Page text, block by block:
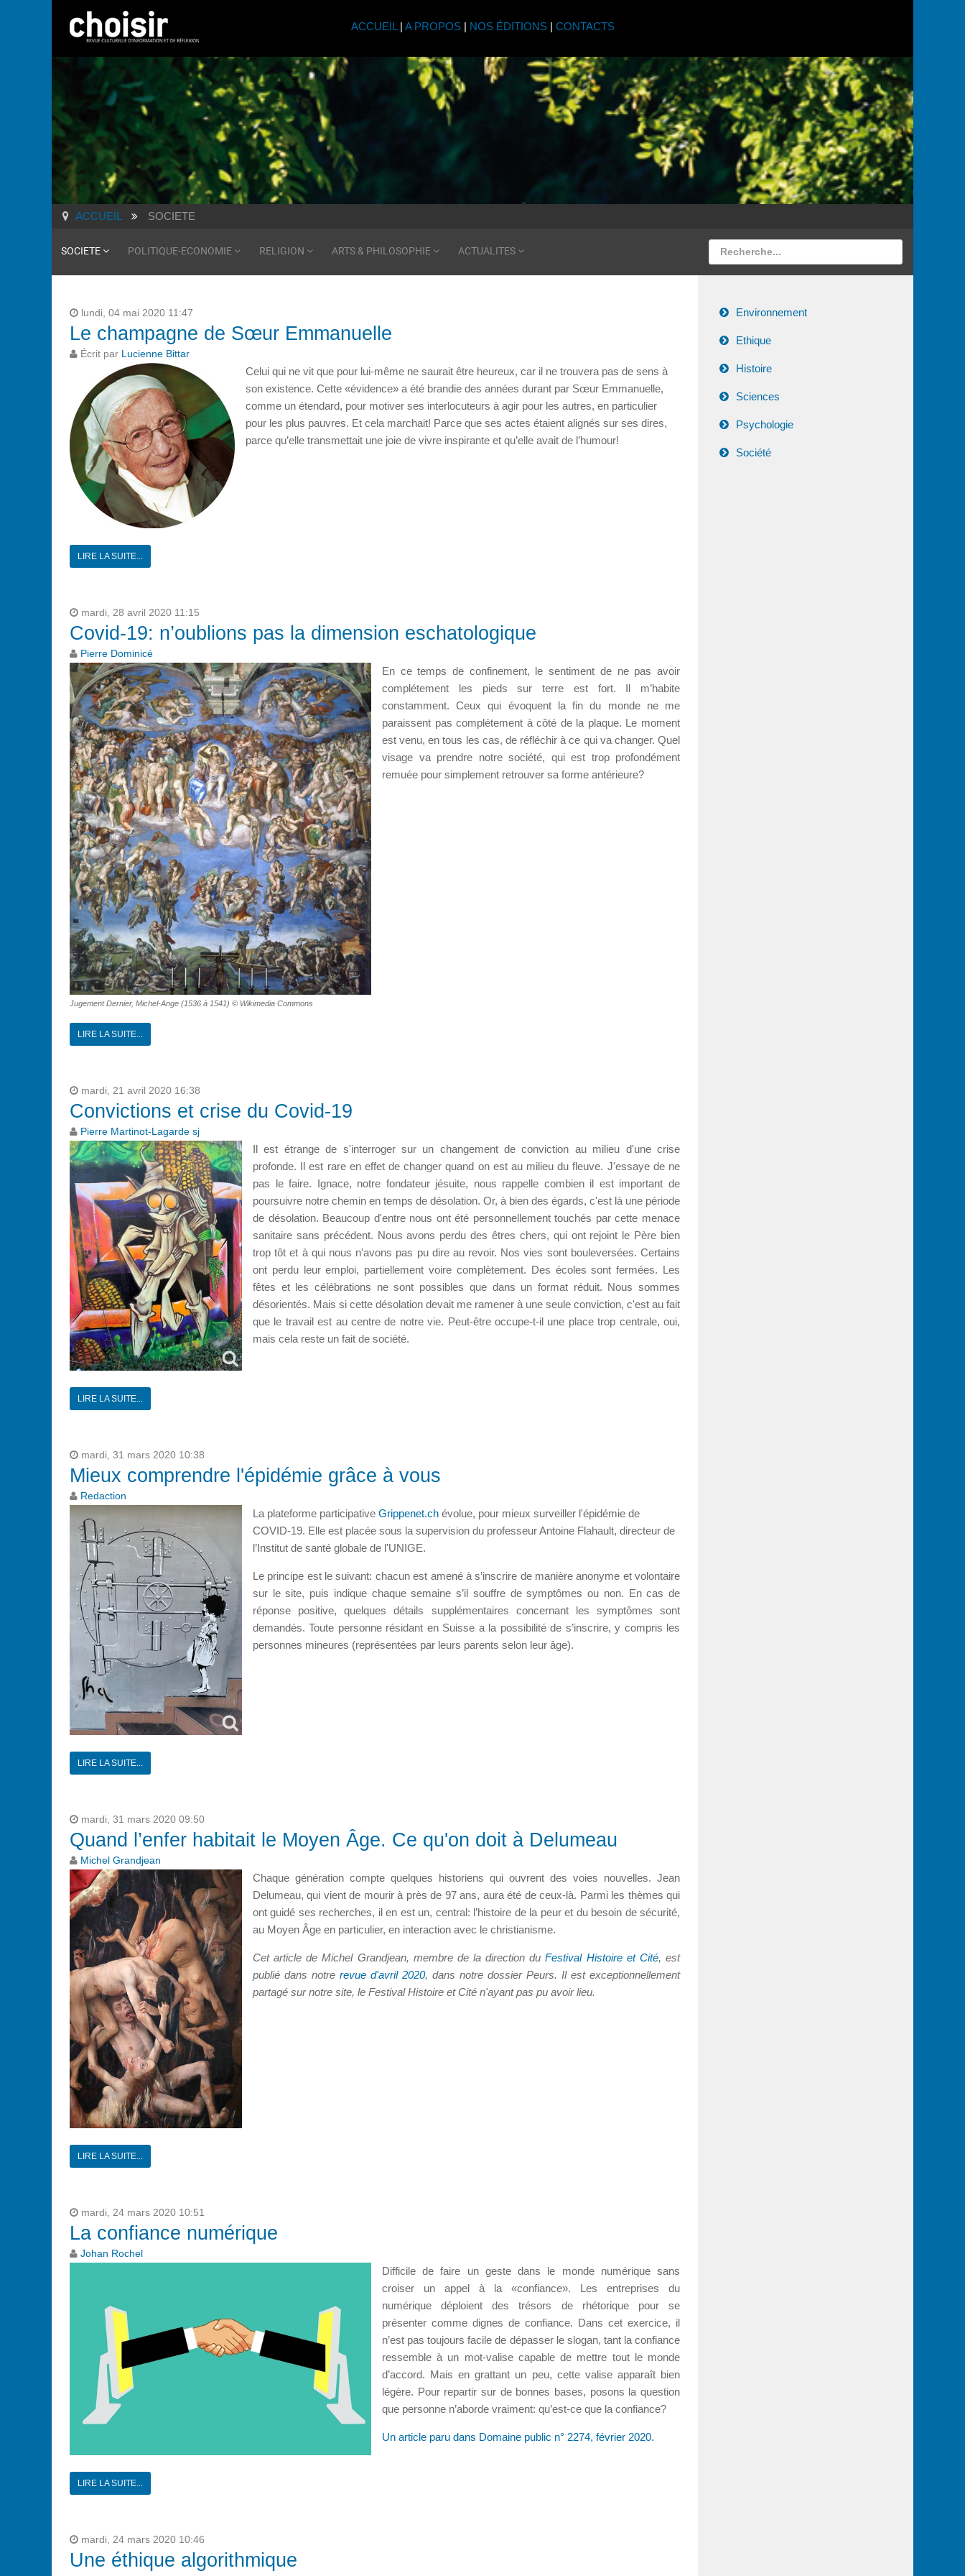
ACCUEIL | A PROPOS| NOS ÉDITIONS| CONTACTS
ACCUEIL SOCIETE
SOCIETE POLITIQUE-ECONOMIE RELIGION ARTS & PHILOSOPHIE ACTUALITES
lundi, 04 mai 2020 11:47
Le champagne de Sœur Emmanuelle
Écrit par Lucienne Bittar
Celui qui ne vit que pour lui-même ne saurait être heureux, car il ne trouvera pas de sens à
son existence. Cette «évidence» a été brandie des années durant par Sœur Emmanuelle,
comme un étendard, pour motiver ses interlocuteurs à agir pour les autres, en particulier
pour les plus pauvres. Et cela marchait! Parce que ses actes étaient alignés sur ses dires,
parce qu’elle transmettait une joie de vivre inspirante et qu’elle avait de l’humour!
LIRE LA SUITE...
mardi, 28 avril 2020 11:15
Covid-19: n’oublions pas la dimension eschatologique
Pierre Dominicé
Jugement Dernier, Michel-Ange (1536 à 1541) © Wikimedia Commons
En ce temps de confinement, le sentiment de ne pas avoir
complétement les pieds sur terre est fort. Il m’habite
constamment. Ceux qui évoquent la fin du monde ne me
paraissent pas complétement à côté de la plaque. Le moment
est venu, en tous les cas, de réfléchir à ce qui va changer. Quel
visage va prendre notre société, qui est trop profondément
remuée pour simplement retrouver sa forme antérieure?
LIRE LA SUITE...
mardi, 21 avril 2020 16:38
Convictions et crise du Covid-19
Pierre Martinot-Lagarde sj
Il est étrange de s'interroger sur un changement de conviction au milieu d'une crise
profonde. Il est rare en effet de changer quand on est au milieu du fleuve. J'essaye de ne
pas le faire. Ignace, notre fondateur jésuite, nous rappelle combien il est important de
poursuivre notre chemin en temps de désolation. Or, à bien des égards, c'est là une période
de désolation. Beaucoup d'entre nous ont été personnellement touchés par cette menace
sanitaire sans précédent. Nous avons perdu des êtres chers, qui ont rejoint le Père bien
trop tôt et à qui nous n'avons pas pu dire au revoir. Nos vies sont bouleversées. Certains
ont perdu leur emploi, partiellement voire complètement. Des écoles sont fermées. Les
fêtes et les célébrations ne sont possibles que dans un format réduit. Nous sommes
désorientés. Mais si cette désolation devait me ramener à une seule conviction, c'est au fait
que le travail est au centre de notre vie. Peut-être occupe-t-il une place trop centrale, oui,
mais cela reste un fait de société.
LIRE LA SUITE...
mardi, 31 mars 2020 10:38
Mieux comprendre l'épidémie grâce à vous
Redaction
La plateforme participative Grippenet.ch évolue, pour mieux surveiller l'épidémie de
COVID-19. Elle est placée sous la supervision du professeur Antoine Flahault, directeur de
l’Institut de santé globale de l'UNIGE.
Le principe est le suivant: chacun est amené à s’inscrire de manière anonyme et volontaire
sur le site, puis indique chaque semaine s’il souffre de symptômes ou non. En cas de
réponse positive, quelques détails supplémentaires concernant les symptômes sont
demandés. Toute personne résidant en Suisse a la possibilité de s’inscrire, y compris les
personnes mineures (représentées par leurs parents selon leur âge).
LIRE LA SUITE...
mardi, 31 mars 2020 09:50
Quand l’enfer habitait le Moyen Âge. Ce qu'on doit à Delumeau
Michel Grandjean
Chaque génération compte quelques historiens qui ouvrent des voies nouvelles. Jean
Delumeau, qui vient de mourir à près de 97 ans, aura été de ceux-là. Parmi les thèmes qui
ont guidé ses recherches, il en est un, central: l’histoire de la peur et du besoin de sécurité,
au Moyen Âge en particulier, en interaction avec le christianisme.
Cet article de Michel Grandjean, membre de la direction duFestival Histoire et Cité, est
publié dans notre revue d'avril 2020, dans notre dossier Peurs. Il est exceptionnellement
partagé sur notre site, le Festival Histoire et Cité n'ayant pas pu avoir lieu.
LIRE LA SUITE...
mardi, 24 mars 2020 10:51
La confiance numérique
Johan Rochel
Difficile de faire un geste dans le monde numérique sans
croiser un appel à la «confiance». Les entreprises du
numérique déploient des trésors de rhétorique pour se
présenter comme dignes de confiance. Dans cet exercice, il
n’est pas toujours facile de dépasser le slogan, tant la confiance
ressemble à un mot-valise capable de mettre tout le monde
d’accord. Mais en grattant un peu, cette valise apparaît bien
légère. Pour repartir sur de bonnes bases, posons la question
que personne n’aborde vraiment: qu’est-ce que la confiance?
Un article paru dans Domaine public n° 2274, février 2020.
LIRE LA SUITE...
mardi, 24 mars 2020 10:46
Une éthique algorithmique
Environnement
Ethique
Histoire
Sciences
Psychologie
Société